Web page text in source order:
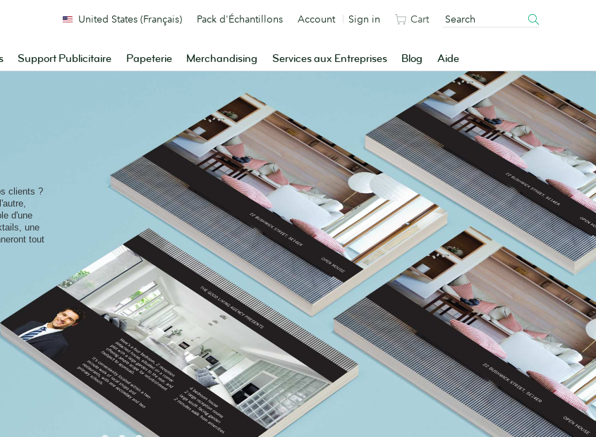
Support Publicitaire Papeterie Merchandising Services aux Entreprises Blog Aide
United States (Français) Pack d'Échantillons Account Sign in Cart
clients ?
d'une
une
tout